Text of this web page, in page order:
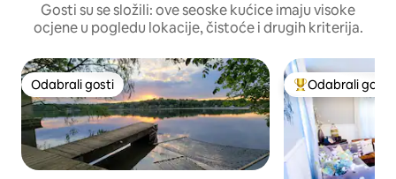
Gosti su se složili: ove seoske kućice imaju visoke
ocjene u pogledu lokacije, čistoće i drugih kriterija.
Odabrali gosti
Odabrali gosti Među najviše
Odabrali gosti